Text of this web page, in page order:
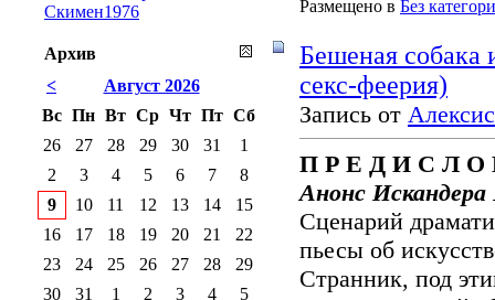
Размещено в Без
Бешеная собака
секс-феерия)
Запись от Алексис
П Р Е Д И С Л О
Анонс Искандера
Сценарий
пьесы об
Странник, под
Скимен1976
Архив
<
Август 2026
Вс Пн Вт Ср Чт Пт Сб
26
27 28 29 30 31
1
2
3 4 5 6 7
8
9
10 11 12 13 14
15
16
17 18 19 20 21
22
23
24 25 26 27 28
29
30
31 1 2 3 4 5